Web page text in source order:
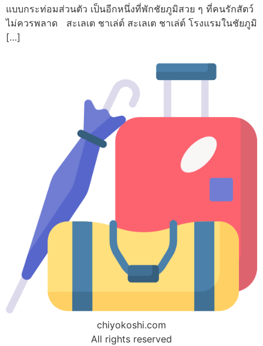
แบบกระท่อมส่วนตัว เป็นอีกหนึ่งที่พักชัยภูมิสวย ๆ ที่คนรักสัตว์
ไม่ควรพลาด สะเลเต ชาเล่ต์ สะเลเต ชาเล่ต์ โรงแรมในชัยภูมิ
[…]
chiyokoshi.com
All rights reserved